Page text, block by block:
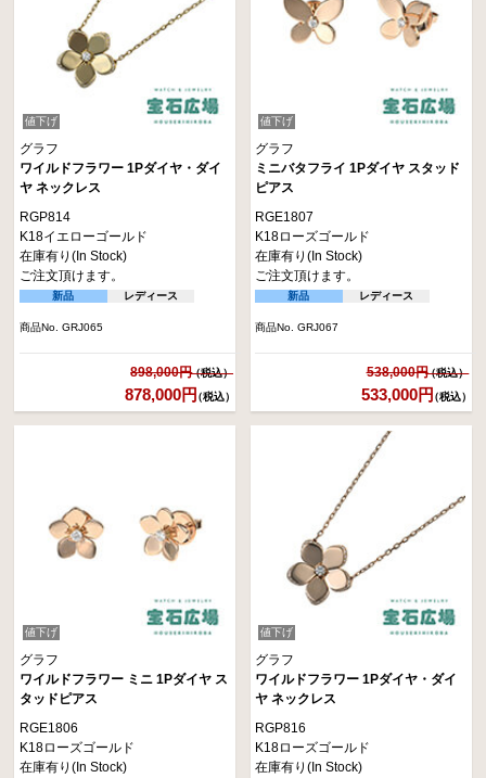
値下げ
グラフ
ワイルドフラワー 1Pダイヤ・ダイ
ヤ ネックレス
RGP814
K18イエローゴールド
在庫有り(In Stock)
ご注文頂けます。
新品 レディース
商品No. GRJ065
898,000円
878,000円（税込）
値下げ
グラフ
ミニバタフライ 1Pダイヤ スタッド
ピアス
RGE1807
K18ローズゴールド
在庫有り(In Stock)
ご注文頂けます。
新品 レディース
商品No. GRJ067
538,000円
533,000円（税込）
値下げ
グラフ
ワイルドフラワー ミニ 1Pダイヤ ス
タッドピアス
RGE1806
K18ローズゴールド
在庫有り(In Stock)
値下げ
グラフ
ワイルドフラワー 1Pダイヤ・ダイ
ヤ ネックレス
RGP816
K18ローズゴールド
在庫有り(In Stock)